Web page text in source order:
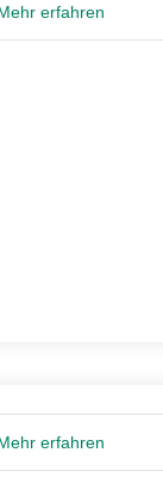
erfahren
erfahren